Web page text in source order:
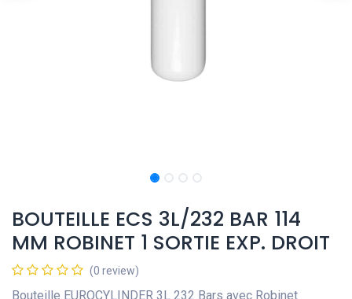
BOUTEILLE ECS 3L/232 BAR 114
MM ROBINET 1 SORTIE EXP. DROIT
(0 review)
Bouteille EUROCYLINDER 3L 232 Bars avec Robinet